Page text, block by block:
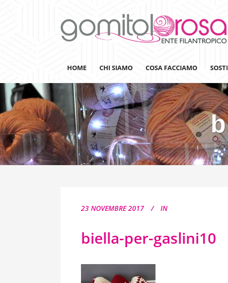
HOME CHI SIAMO COSA FACCIAMO
Lanaterapia
Ricerca
Sensibilizzazione
Gomitolorosa4ARTS
23 NOVEMBRE 2017 IN
biella-per-gaslini10